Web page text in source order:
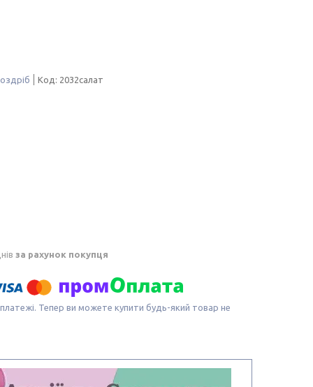
Код: 2032салат
за рахунок покупця
платежі. Тепер ви можете купити будь-який товар не